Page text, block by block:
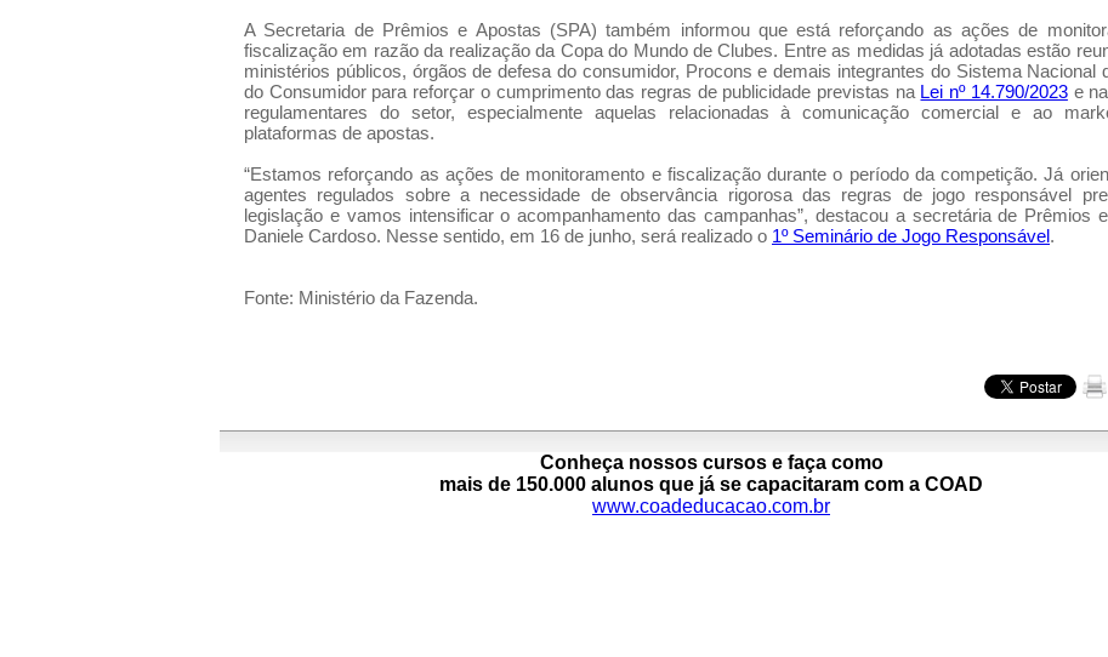
A Secretaria de Prêmios e Apostas (SPA) também informou que está reforçando as ações de
fiscalização em razão da realização da Copa do Mundo de Clubes. Entre as medidas já adotadas estão
ministérios públicos, órgãos de defesa do consumidor, Procons e demais integrantes do Sistema Nacional
do Consumidor para reforçar o cumprimento das regras de publicidade previstas na Lei nº 14.790/2023e
regulamentares do setor, especialmente aquelas relacionadas à comunicação comercial e ao
plataformas de apostas.
“Estamos reforçando as ações de monitoramento e fiscalização durante o período da competição. Já
agentes regulados sobre a necessidade de observância rigorosa das regras de jogo responsável
legislação e vamos intensificar o acompanhamento das campanhas”, destacou a secretária de Prêmios
Daniele Cardoso. Nesse sentido, em 16 de junho, será realizado o 1º Seminário de Jogo Responsável.
Fonte: Ministério da Fazenda.
Conheça nossos cursos e faça como
mais de 150.000 alunos que já se capacitaram com a COAD
www.coadeducacao.com.br